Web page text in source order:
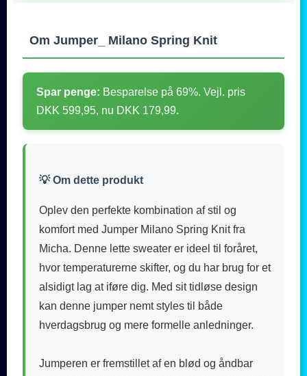
Om Jumper_ Milano Spring Knit
Spar penge: Besparelse på 69%. Vejl. pris
DKK 599,95, nu DKK 179,99.
💡 Om dette produkt
Oplev den perfekte kombination af stil og
komfort med Jumper Milano Spring Knit fra
Micha. Denne lette sweater er ideel til foråret,
hvor temperaturerne skifter, og du har brug for et
alsidigt lag at iføre dig. Med sit tidløse design
kan denne jumper nemt styles til både
hverdagsbrug og mere formelle anledninger.
Jumperen er fremstillet af en blød og åndbar